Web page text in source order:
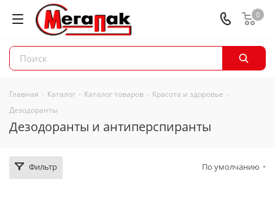
0
Главная - Каталог - Каталог товаров - Красота и здоровье -
Дезодоранты
Дезодоранты и антиперспиранты
Фильтр По умолчанию